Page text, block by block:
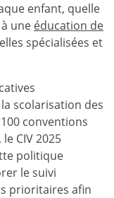
enfant, quelle
une éducation de
spécialisées et
scolarisation des
conventions
CIV 2025
politique
le suivi
prioritaires afin